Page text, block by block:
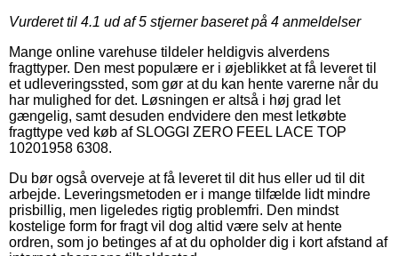
Vurderet til 4.1 ud af 5 stjerner baseret på 4 anmeldelser
Mange online varehuse tildeler heldigvis alverdens
fragttyper. Den mest populære er i øjeblikket at få leveret til
et udleveringssted, som gør at du kan hente varerne når du
har mulighed for det. Løsningen er altså i høj grad let
gængelig, samt desuden endvidere den mest letkøbte
fragttype ved køb af SLOGGI ZERO FEEL LACE TOP
10201958 6308.
Du bør også overveje at få leveret til dit hus eller ud til dit
arbejde. Leveringsmetoden er i mange tilfælde lidt mindre
prisbillig, men ligeledes rigtig problemfri. Den mindst
kostelige form for fragt vil dog altid være selv at hente
ordren, som jo betinges af at du opholder dig i kort afstand af